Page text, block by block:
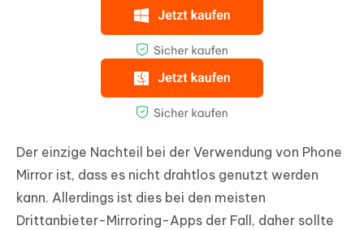
Der einzige Nachteil bei der Verwendung von Phone
Mirror ist, dass es nicht drahtlos genutzt werden
kann. Allerdings ist dies bei den meisten
Drittanbieter-Mirroring-Apps der Fall, daher sollte